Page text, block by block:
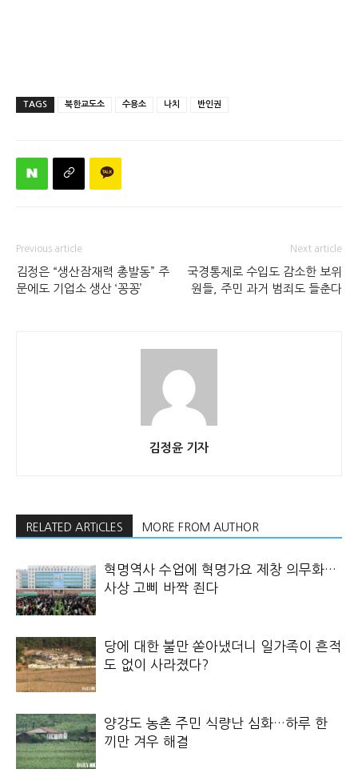
TAGS 북한교도소 수용소 나치 반인권
Previous article
김정은 “생산잠재력 총발동” 주
문에도 기업소 생산 ‘꽁꽁’
Next article
국경통제로 수입도 감소한 보위
원들, 주민 과거 범죄도 들춘다
김정윤 기자
RELATED ARTICLES MORE FROM AUTHOR
혁명역사 수업에 혁명가요 제창 의무화…
사상 고삐 바짝 죈다
당에 대한 불만 쏟아냈더니 일가족이 흔적
도 없이 사라졌다?
양강도 농촌 주민 식량난 심화…하루 한
끼만 겨우 해결